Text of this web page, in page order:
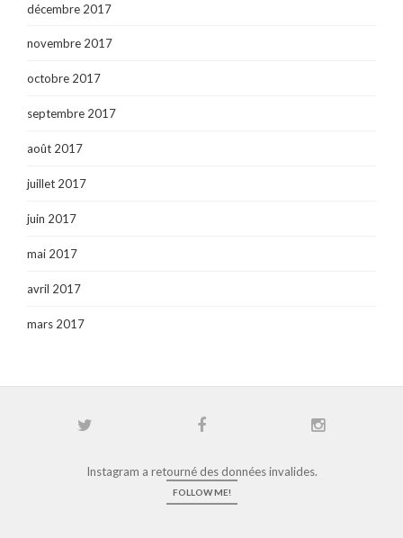
décembre 2017
novembre 2017
octobre 2017
septembre 2017
août 2017
juillet 2017
juin 2017
mai 2017
avril 2017
mars 2017
Instagram a retourné des données invalides.
FOLLOW ME!